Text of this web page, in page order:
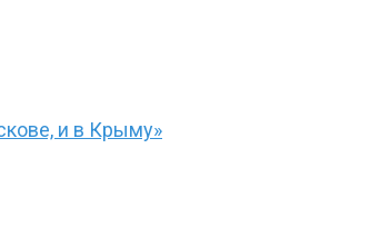
и в Крыму»